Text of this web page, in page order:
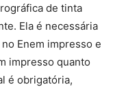
de tinta
Ela é necessária
Enem impresso e
impresso quanto
é obrigatória,